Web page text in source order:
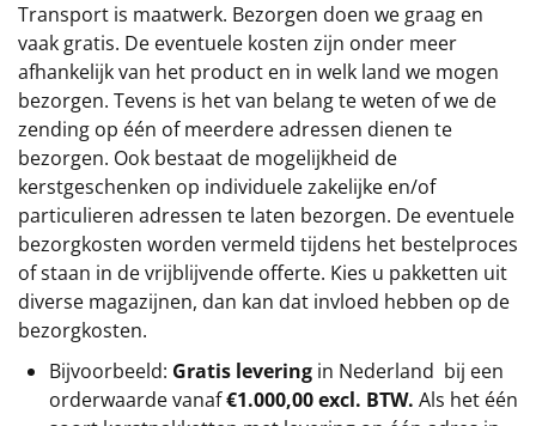
Transport is maatwerk. Bezorgen doen we graag en
vaak gratis. De eventuele kosten zijn onder meer
afhankelijk van het product en in welk land we mogen
bezorgen. Tevens is het van belang te weten of we de
zending op één of meerdere adressen dienen te
bezorgen. Ook bestaat de mogelijkheid de
kerstgeschenken op individuele zakelijke en/of
particulieren adressen te laten bezorgen. De eventuele
bezorgkosten worden vermeld tijdens het bestelproces
of staan in de vrijblijvende offerte. Kies u pakketten uit
diverse magazijnen, dan kan dat invloed hebben op de
bezorgkosten.
Bijvoorbeeld: Gratis levering in Nederland bij een
orderwaarde vanaf€1.000,00 excl. BTW. Als het één